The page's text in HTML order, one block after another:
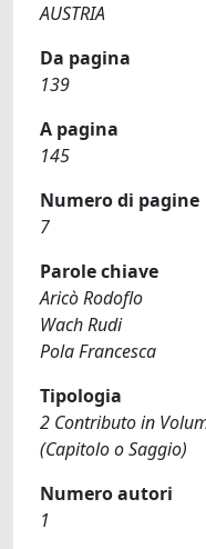
AUSTRIA
Da pagina
139
A pagina
145
Numero di pagine
7
Parole chiave
Aricò Rodoflo
Wach Rudi
Pola Francesca
Tipologia
2 Contributo in
(Capitolo o Saggio)
Numero autori
1